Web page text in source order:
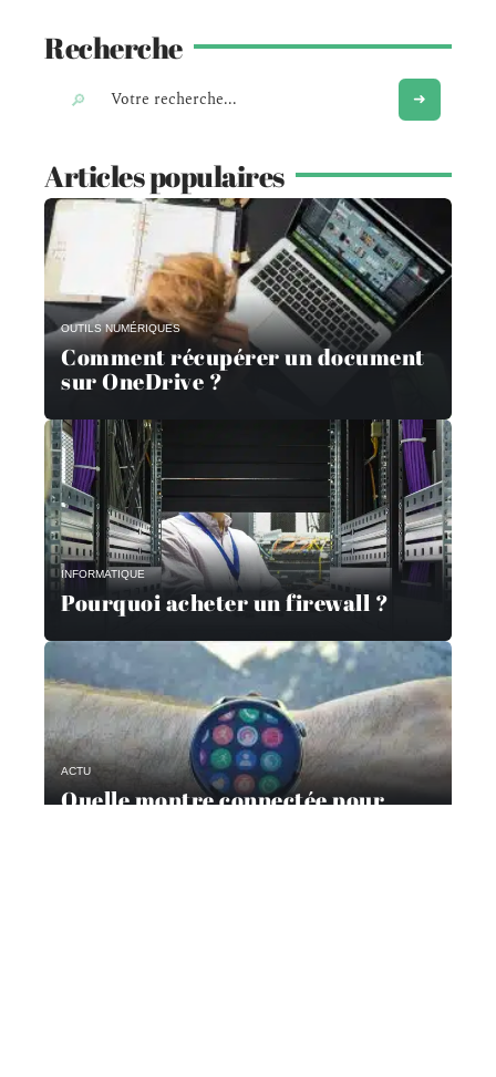
Recherche
Articles populaires
OUTILS NUMÉRIQUES
Comment récupérer un document
sur OneDrive ?
INFORMATIQUE
Pourquoi acheter un firewall ?
ACTU
Quelle montre connectée pour